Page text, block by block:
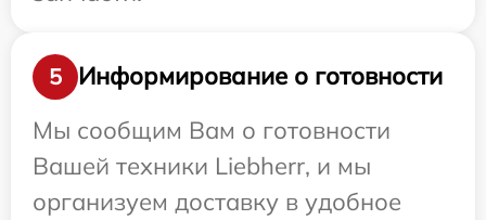
5
Информирование о готовности
Мы сообщим Вам о готовности
Вашей техники Liebherr, и мы
организуем доставку в удобное